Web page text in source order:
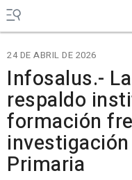
24 DE ABRIL DE 2026
Infosalus.-
respaldo
formación
Primaria